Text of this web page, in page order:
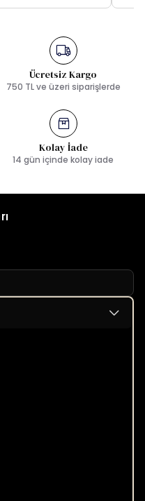
Ücretsiz Kargo
750 TL ve üzeri siparişlerde
Kolay İade
14 gün içinde kolay iade